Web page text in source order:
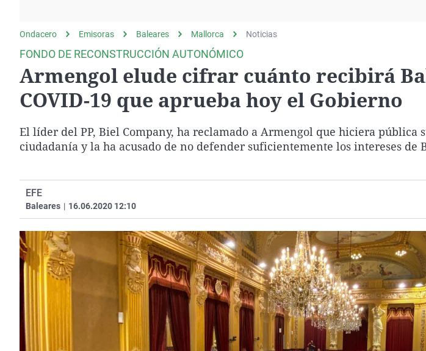
Como el perro y el
gato
Equipo de investigación
Operación Viuda
Negra
La Rioja
Ondacero Emisoras Baleares Mallorca Noticias
FONDO DE RECONSTRUCCIÓN AUTONÓMICO
Armengol elude cifrar cuánto recibirá
COVID-19 que aprueba hoy el Gobierno
El líder del PP, Biel Company, ha reclamado a Armengol que hiciera pública
ciudadanía y la ha acusado de no defender suficientemente los intereses de
EFE
Baleares | 16.06.2020 12:10